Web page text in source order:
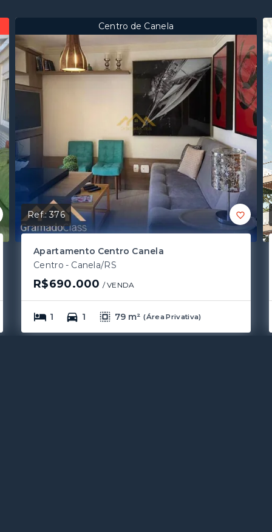
Centro de Canela
Ref.:376
Apartamento Centro Canela
Centro - Canela/RS
R$690.000 / VENDA
1 1 79 m² (Área Privativa)